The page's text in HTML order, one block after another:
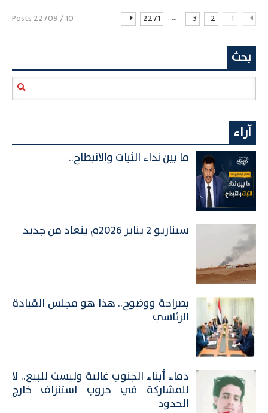
1
2
3
...
2271
10 / 22709 Posts
بحث
آراء
ما بين نداء الثبات والانبطاح..
سيناريو 2 يناير 2026م ينعاد من جديد
بصراحة ووضوح.. هذا هو مجلس القيادة
الرئاسي
​دماء أبناء الجنوب غالية وليست للبيع.. لا
للمشاركة في حروب استنزاف خارج
الحدود